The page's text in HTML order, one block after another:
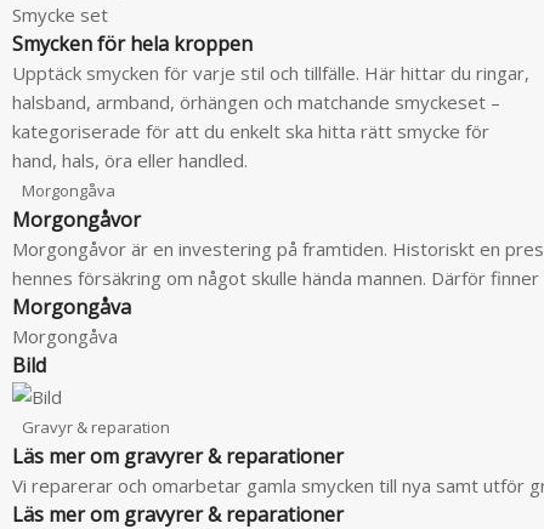
Smycke set
Smycken för hela kroppen
Upptäck smycken för varje stil och tillfälle. Här hittar du ringar,
halsband, armband, örhängen och matchande smyckeset –
kategoriserade för att du enkelt ska hitta rätt smycke för
hand, hals, öra eller handled.
Morgongåva
Morgongåvor
Morgongåvor är en investering på framtiden. Historiskt en
hennes försäkring om något skulle hända mannen. Därför
Morgongåva
Morgongåva
Bild
Gravyr & reparation
Läs mer om gravyrer & reparationer
Vi reparerar och omarbetar gamla smycken till nya samt utför
Läs mer om gravyrer & reparationer